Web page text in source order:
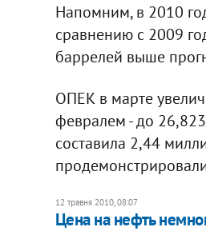
Напомним, в 2010
сравнению с 2009
баррелей выше
ОПЕК в марте
февралем - до
составила 2,44
12 травня 2010, 08:07
Цена на нефть